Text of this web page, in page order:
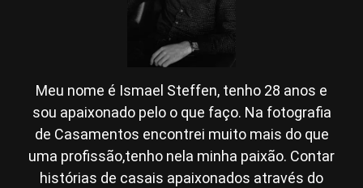
Meu nome é Ismael Steffen, tenho 28 anos e
sou apaixonado pelo o que faço. Na fotografia
de Casamentos encontrei muito mais do que
uma profissão,tenho nela minha paixão. Contar
histórias de casais apaixonados através do